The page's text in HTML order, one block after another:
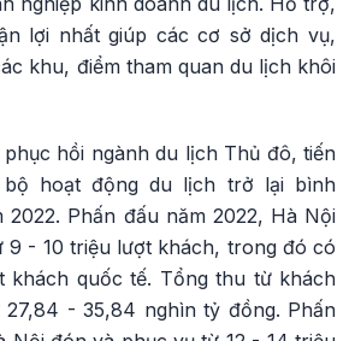
lợi nhất giúp các cơ sở dịch vụ,
khu, điểm tham quan du lịch khôi
hồi ngành du lịch Thủ đô, tiến
hoạt động du lịch trở lại bình
Phấn đấu năm 2022, Hà Nội
9 - 10 triệu lượt khách, trong đó có
khách quốc tế. Tổng thu từ khách
- 35,84 nghìn tỷ đồng. Phấn